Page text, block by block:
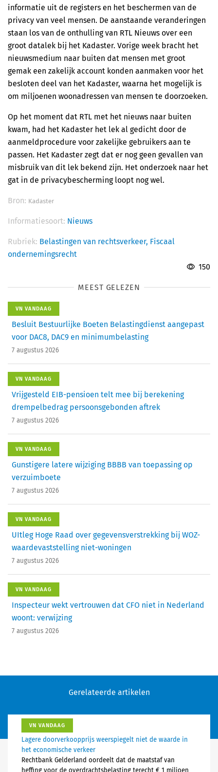
informatie uit de registers en het beschermen van de
privacy van veel mensen. De aanstaande veranderingen
staan los van de onthulling van RTL Nieuws over een
groot datalek bij het Kadaster. Vorige week bracht het
nieuwsmedium naar buiten dat mensen met groot
gemak een zakelijk account konden aanmaken voor het
besloten deel van het Kadaster, waarna het mogelijk is
om miljoenen woonadressen van mensen te doorzoeken.
Op het moment dat RTL met het nieuws naar buiten
kwam, had het Kadaster het lek al gedicht door de
aanmeldprocedure voor zakelijke gebruikers aan te
passen. Het Kadaster zegt dat er nog geen gevallen van
misbruik van dit lek bekend zijn. Het onderzoek naar het
gat in de privacybescherming loopt nog wel.
Bron: Kadaster
Informatiesoort: Nieuws
Rubriek: Belastingen van rechtsverkeer, Fiscaal
ondernemingsrecht
150
MEEST GELEZEN
VN VANDAAG
Besluit Bestuurlijke Boeten Belastingdienst aangepast
voor DAC8, DAC9 en minimumbelasting
7 augustus 2026
VN VANDAAG
Vrijgesteld EIB-pensioen telt mee bij berekening
drempelbedrag persoonsgebonden aftrek
7 augustus 2026
VN VANDAAG
Gunstigere latere wijziging BBBB van toepassing op
verzuimboete
7 augustus 2026
VN VANDAAG
UItleg Hoge Raad over gegevensverstrekking bij WOZ-
waardevaststelling niet-woningen
7 augustus 2026
VN VANDAAG
Inspecteur wekt vertrouwen dat CFO niet in Nederland
woont: verwijzing
7 augustus 2026
Gerelateerde artikelen
VN VANDAAG
Lagere doorverkoopprijs weerspiegelt niet de waarde in
het economische verkeer
Rechtbank Gelderland oordeelt dat de maatstaf van